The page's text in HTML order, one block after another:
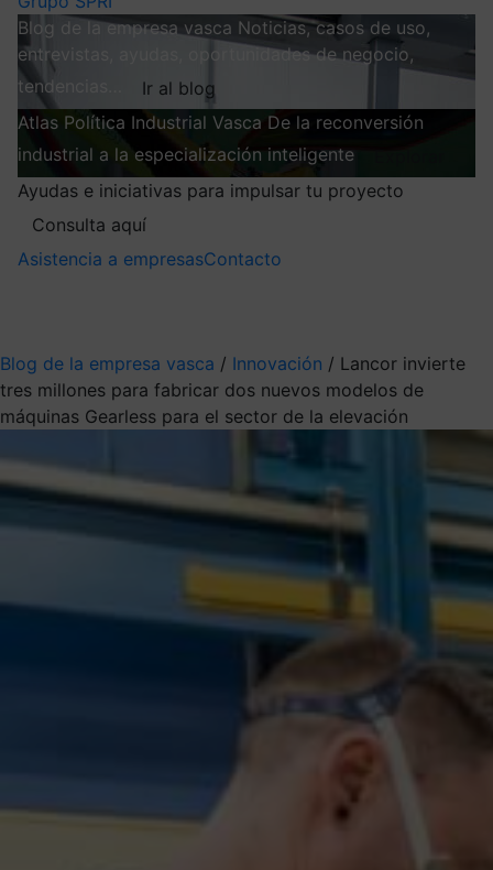
Blog de la empresa vasca Noticias, casos de uso,
entrevistas, ayudas, oportunidades de negocio,
tendencias…
Ir al blog
Atlas Política Industrial Vasca De la reconversión
industrial a la especialización inteligente
Ayudas e iniciativas para impulsar tu proyecto
Consulta aquí
Asistencia a empresasContacto
Blog de la empresa vasca / Innovación / Lancor invierte
tres millones para fabricar dos nuevos modelos de
máquinas Gearless para el sector de la elevación